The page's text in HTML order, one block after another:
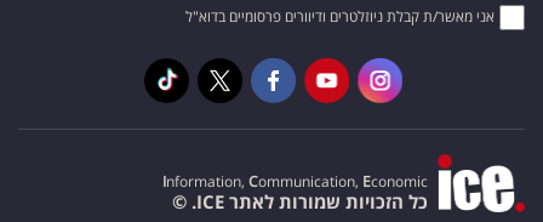
אני מאשר/ת קבלת ניוזלטרים ודיוורים פרסומיים בדוא"ל
Information, Communication, Economic
כל הזכויות שמורות לאתר ICE. ©